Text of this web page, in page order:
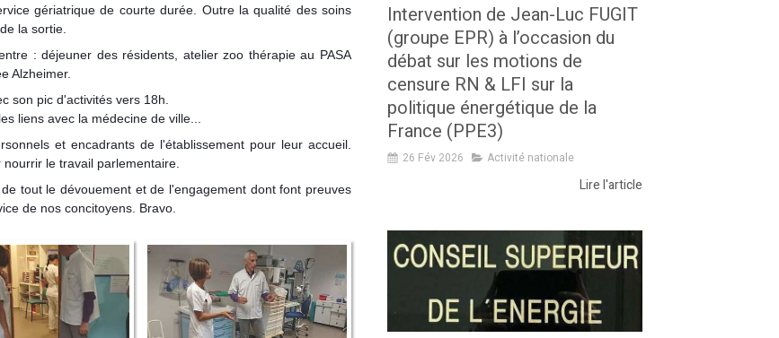
gériatrique de courte durée. Outre la qualité des soins
la sortie.
: déjeuner des résidents, atelier zoo thérapie au PASA
Alzheimer.
son pic d'activités vers 18h.
liens avec la médecine de ville...
et encadrants de l'établissement pour leur accueil.
le travail parlementaire.
tout le dévouement et de l'engagement dont font preuves
de nos concitoyens. Bravo.
Intervention de Jean-Luc FUGIT
(groupe EPR) à l’occasion du
débat sur les motions de
censure RN & LFI sur la
politique énergétique de la
France (PPE3)
26 Fév 2026 Activité nationale
Lire l'article